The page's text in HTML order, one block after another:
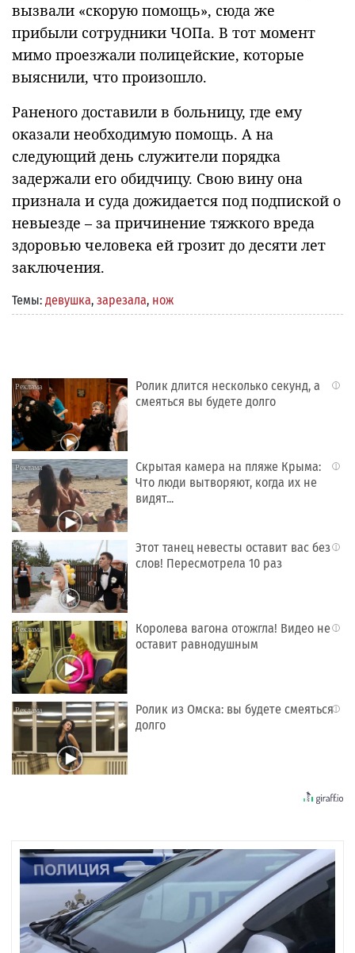
вызвали «скорую помощь», сюда же
прибыли сотрудники ЧОПа. В тот момент
мимо проезжали полицейские, которые
выяснили, что произошло.
Раненого доставили в больницу, где ему
оказали необходимую помощь. А на
следующий день служители порядка
задержали его обидчицу. Свою вину она
признала и суда дожидается под подпиской о
невыезде – за причинение тяжкого вреда
здоровью человека ей грозит до десяти лет
заключения.
Темы: девушка, зарезала, нож
i
Ролик длится несколько секунд, а
смеяться вы будете долго
i
Скрытая камера на пляже Крыма:
Что люди вытворяют, когда их не
видят...
i
Этот танец невесты оставит вас без
слов! Пересмотрела 10 раз
i
Королева вагона отожгла! Видео не
оставит равнодушным
i
Ролик из Омска: вы будете смеяться
долго